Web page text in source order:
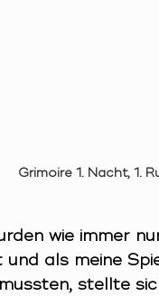
Grimoire 1. Nacht, 1.
wie immer
als meine
stellte